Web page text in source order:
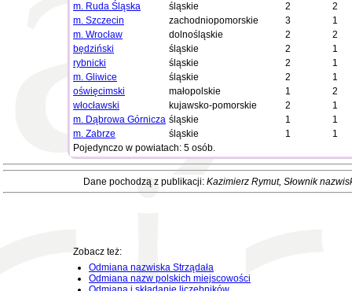
m. Ruda Śląska
śląskie 2
2
m. Szczecin
zachodniopomorskie 3
1
m. Wrocław
dolnośląskie 2
2
będziński
śląskie 2
1
rybnicki
śląskie 2
1
m. Gliwice
śląskie 2
1
oświęcimski
małopolskie 1
2
włocławski
kujawsko-pomorskie 2
1
m. Dąbrowa Górnicza śląskie 1
1
m. Zabrze
śląskie 1
1
Pojedynczo w powiatach: 5 osób.
Dane pochodzą z publikacji: Kazimierz Rymut, Słownik
Zobacz też:
Odmiana nazwiska Strządała
Odmiana nazw polskich miejscowości